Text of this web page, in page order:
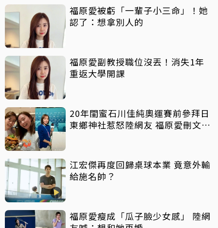
福原愛被虧「一輩子小三命」！她
認了：想拿別人的
福原愛副教授職位沒丟！消失1年
重返大學開課
20年閨蜜石川佳純奧運賽前參拜日
東鄉神社惹怒陸網友 福原愛刪文切
江宏傑再度回歸桌球本業 竟意外輸
給施名帥？
福原愛瘦成「瓜子臉少女感」 陸網